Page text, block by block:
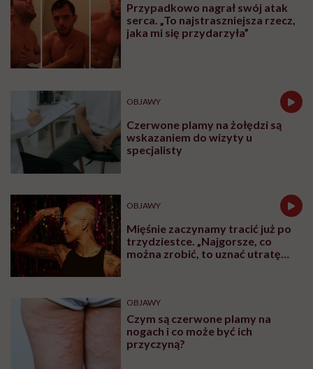
Przypadkowo nagrał swój atak
serca. „To najstraszniejsza rzecz,
jaka mi się przydarzyła”
OBJAWY
Czerwone plamy na żołędzi są
wskazaniem do wizyty u
specjalisty
OBJAWY
Mięśnie zaczynamy tracić już po
trzydziestce. „Najgorsze, co
można zrobić, to uznać utratę
OBJAWY
Czym są czerwone plamy na
nogach i co może być ich
przyczyną?